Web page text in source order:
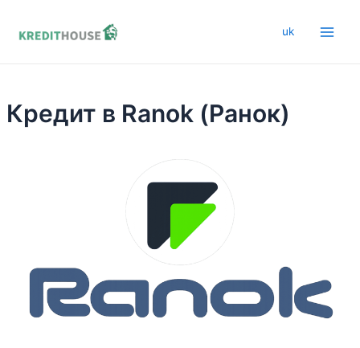
uk
Кредит в Ranok (Ранок)